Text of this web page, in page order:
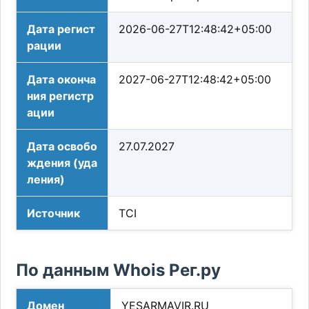
Дата регист
рации
2026-06-27T12:48:42+05:00
Дата оконча
ния регистр
ации
2027-06-27T12:48:42+05:00
Дата освобо
ждения (уда
ления)
27.07.2027
Источник TCI
По данным Whois Рег.ру
Домен YESARMAVIR.RU